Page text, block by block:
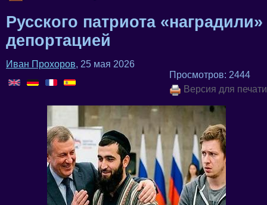
Русского патриота «наградили»
депортацией
Иван Прохоров, 25 мая 2026
Просмотров: 2444
Версия для печати